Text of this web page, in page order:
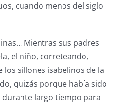
cuando menos del siglo
Mientras sus padres
el niño, correteando,
los sillones isabelinos de la
quizás porque había sido
durante largo tiempo para